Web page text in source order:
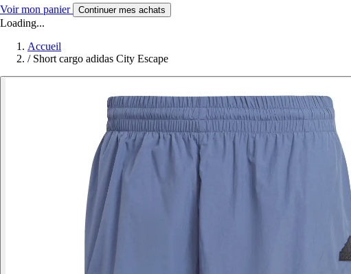
Voir mon panier Continuer mes achats
Loading...
Accueil
/ Short cargo adidas City Escape